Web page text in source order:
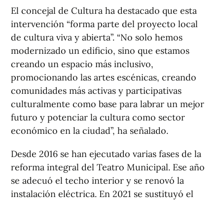
El concejal de Cultura ha destacado que esta
intervención “forma parte del proyecto local
de cultura viva y abierta”. “No solo hemos
modernizado un edificio, sino que estamos
creando un espacio más inclusivo,
promocionando las artes escénicas, creando
comunidades más activas y participativas
culturalmente como base para labrar un mejor
futuro y potenciar la cultura como sector
económico en la ciudad”, ha señalado.
Desde 2016 se han ejecutado varias fases de la
reforma integral del Teatro Municipal. Ese año
se adecuó el techo interior y se renovó la
instalación eléctrica. En 2021 se sustituyó el